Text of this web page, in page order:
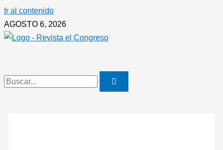
Ir al contenido
AGOSTO 6, 2026